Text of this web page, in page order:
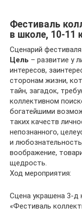
Фестиваль
в школе, 10-11
Сценарий
Цель – развитие у
интересов,
сторонам жизни,
тайн, загадок,
коллективном
богатейшими
таких качеств
непознанного,
и
воображение,
щедрость.
Ход мероприятия:
Сцена украшена 3-д
«Фестиваль